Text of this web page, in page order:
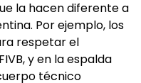
la hacen diferente a
Por ejemplo, los
respetar el
y en la espalda
técnico